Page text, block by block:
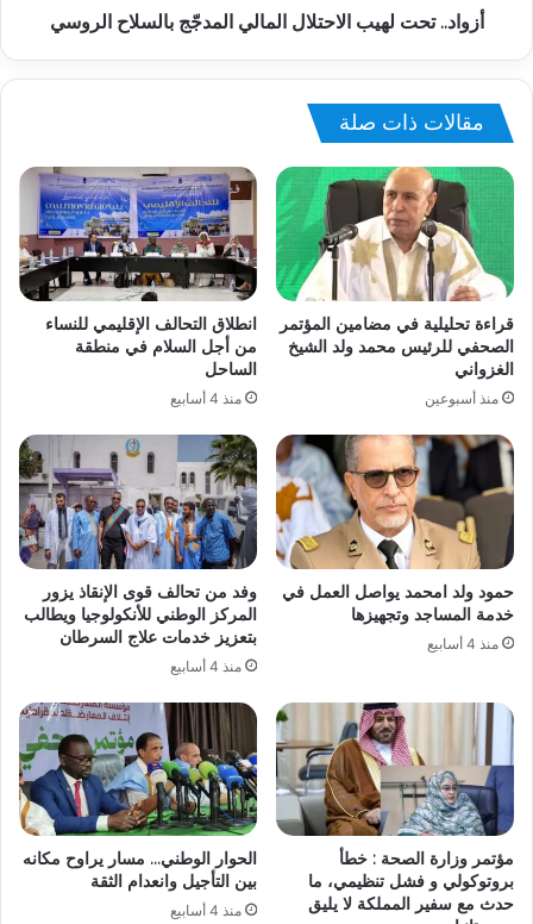
أزواد.. تحت لهيب الاحتلال المالي المدجّج بالسلاح الروسي
مقالات ذات صلة
قراءة تحليلية في مضامين المؤتمر
الصحفي للرئيس محمد ولد الشيخ
الغزواني
منذ أسبوعين
انطلاق التحالف الإقليمي للنساء
من أجل السلام في منطقة
الساحل
منذ 4 أسابيع
حمود ولد امحمد يواصل العمل في
خدمة المساجد وتجهيزها
منذ 4 أسابيع
وفد من تحالف قوى الإنقاذ يزور
المركز الوطني للأنكولوجيا ويطالب
بتعزيز خدمات علاج السرطان
منذ 4 أسابيع
مؤتمر وزارة الصحة : خطأ
بروتوكولي و فشل تنظيمي، ما
حدث مع سفير المملكة لا يليق
الحوار الوطني… مسار يراوح مكانه
بين التأجيل وانعدام الثقة
منذ 4 أسابيع